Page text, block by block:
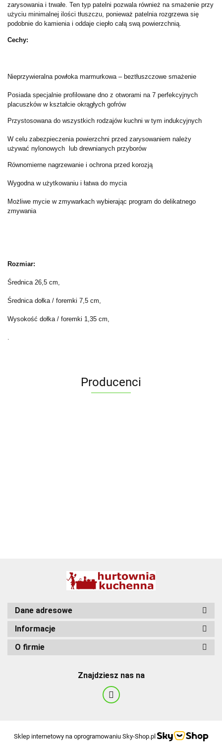
zarysowania i trwałe. Ten typ patelni pozwala również na smażenie przy
użyciu minimalnej ilości tłuszczu, ponieważ patelnia rozgrzewa się
podobnie do kamienia i oddaje ciepło całą swą powierzchnią.
Cechy:
Nieprzywieralna powłoka marmurkowa – beztłuszczowe smażenie
Posiada specjalnie profilowane dno z otworami na 7 perfekcyjnych
placuszków w kształcie okrągłych gofrów
Przystosowana do wszystkich rodzajów kuchni w tym indukcyjnych
W celu zabezpieczenia powierzchni przed zarysowaniem należy
używać nylonowych lub drewnianych przyborów
Równomierne nagrzewanie i ochrona przed korozją
Wygodna w użytkowaniu i łatwa do mycia
Możliwe mycie w zmywarkach wybierając program do delikatnego
zmywania
Rozmiar:
Średnica 26,5 cm,
Średnica dołka / foremki 7,5 cm,
Wysokość dołka / foremki 1,35 cm,
Producenci
Dane adresowe
Informacje
O firmie
Znajdziesz nas na
Sklep internetowy na oprogramowaniu Sky-Shop.pl